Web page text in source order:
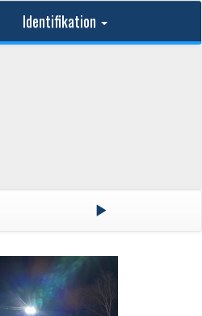
Identifikation